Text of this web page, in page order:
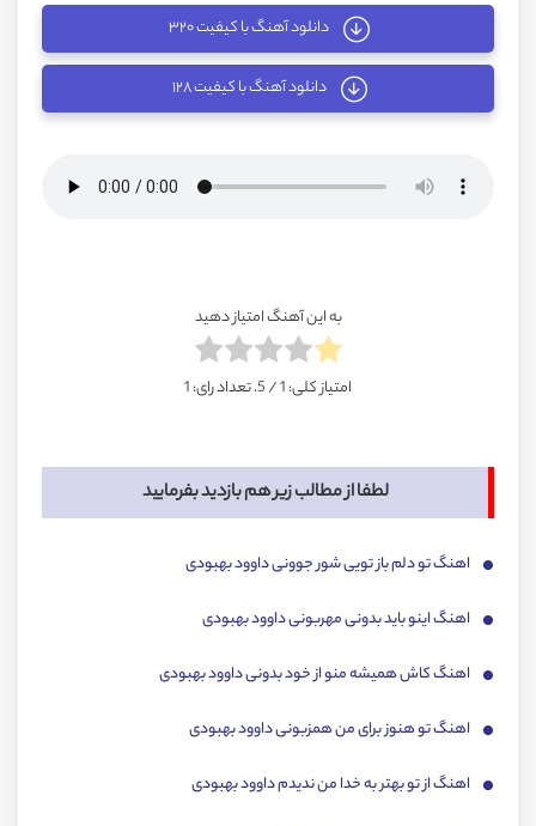
دانلود آهنگ با کیفیت ۳۲۰
دانلود آهنگ با کیفیت ۱۲۸
به این آهنگ امتیاز دهید
امتیاز کلی:1/ 5. تعداد رای: 1
لطفا از مطالب زیر هم بازدید بفرمایید
اهنگ تو دلم باز تویی شور جوونی داوود بهبودی
اهنگ اینو باید بدونی مهربونی داوود بهبودی
اهنگ کاش همیشه منو از خود بدونی داوود بهبودی
اهنگ تو هنوز برای من همزبونی داوود بهبودی
اهنگ از تو بهتر به خدا من ندیدم داوود بهبودی